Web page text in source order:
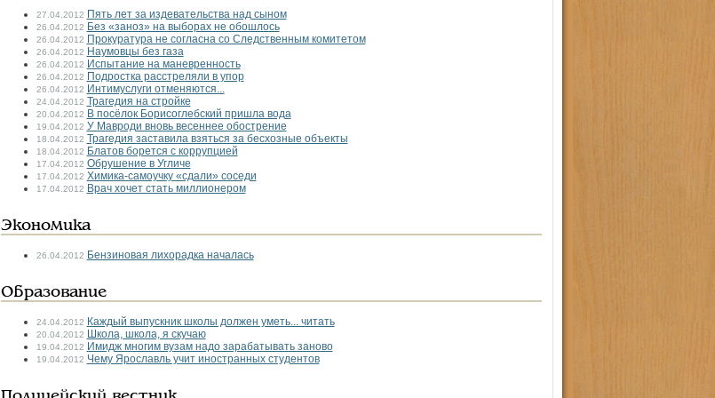
27.04.2012 Пять лет за издевательства над сыном
26.04.2012 Без «заноз» на выборах не обошлось
26.04.2012 Прокуратура не согласна со Следственным комитетом
26.04.2012 Наумовцы без газа
26.04.2012 Испытание на маневренность
26.04.2012 Подростка расстреляли в упор
26.04.2012 Интимуслуги отменяются...
24.04.2012 Трагедия на стройке
20.04.2012 В посёлок Борисоглебский пришла вода
19.04.2012 У Мавроди вновь весеннее обострение
18.04.2012 Трагедия заставила взяться за бесхозные объекты
18.04.2012 Блатов борется с коррупцией
17.04.2012 Обрушение в Угличе
17.04.2012 Химика-самоучку «сдали» соседи
17.04.2012 Врач хочет стать миллионером
Экономика
26.04.2012 Бензиновая лихорадка началась
Образование
24.04.2012 Каждый выпускник школы должен уметь... читать
20.04.2012 Школа, школа, я скучаю
19.04.2012 Имидж многим вузам надо зарабатывать заново
19.04.2012 Чему Ярославль учит иностранных студентов